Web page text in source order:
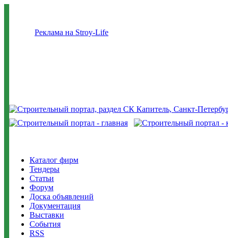
Реклама на Stroy-Life
Каталог фирм
Тендеры
Статьи
Форум
Доска объявлений
Документация
Выставки
События
RSS